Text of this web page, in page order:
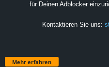
für Deinen Adblocker
Kontaktieren Sie uns:
Mehr erfahren